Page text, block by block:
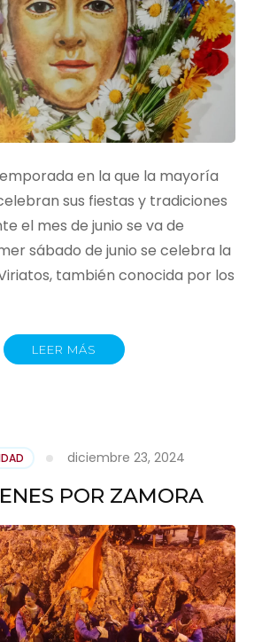
en la que la mayoría
sus fiestas y tradiciones
el mes de junio se va de
sábado de junio se celebra la
también conocida por los
LEER MÁS
diciembre 23, 2024
POR ZAMORA